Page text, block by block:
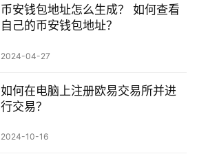
币安钱包地址怎么生成？ 如何查看
自己的币安钱包地址？
2024-04-27
如何在电脑上注册欧易交易所并进
行交易？
2024-10-16